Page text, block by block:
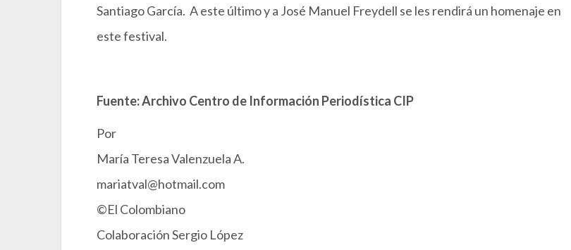
Santiago García. A este último y a José Manuel Freydell se les rendirá un homenaje en
este festival.
Fuente: Archivo Centro de Información Periodística CIP
Por
María Teresa Valenzuela A.
mariatval@hotmail.com
©El Colombiano
Colaboración Sergio López